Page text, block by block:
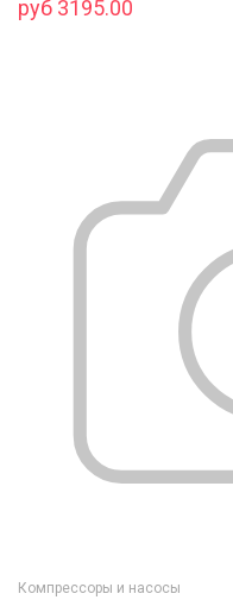
руб 3195.00
Компрессоры и насосы